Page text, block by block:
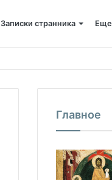
Записки странника Еще
Главное